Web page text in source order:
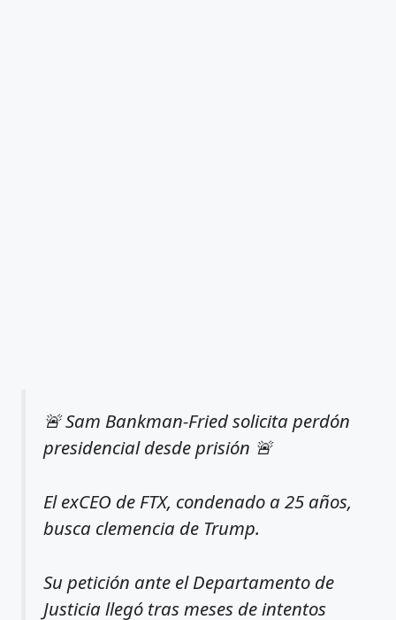
🚨 Sam Bankman-Fried solicita perdón
presidencial desde prisión 🚨
El exCEO de FTX, condenado a 25 años,
busca clemencia de Trump.
Su petición ante el Departamento de
Justicia llegó tras meses de intentos